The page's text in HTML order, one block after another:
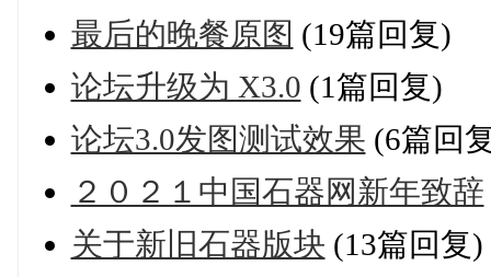
最后的晚餐原图 (19篇回复)
论坛升级为 X3.0 (1篇回复)
论坛3.0发图测试效果 (6篇回
２０２１中国石器网新年致辞
关于新旧石器版块 (13篇回复)